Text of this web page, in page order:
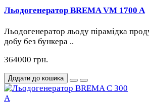
Льодогенератор BREMA VM 1700 A
Льодогенератор льоду пірамідка
добу без бункера ..
364000 грн.
Додати до кошика